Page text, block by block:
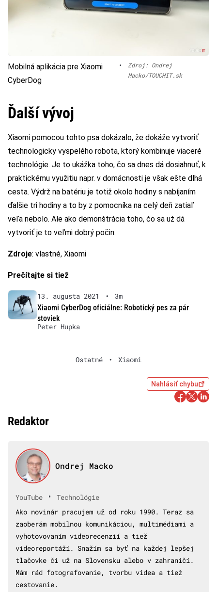
Mobilná aplikácia pre Xiaomi
CyberDog
•
Zdroj: Ondrej
Macko/TOUCHIT.sk
Ďalší vývoj
Xiaomi pomocou tohto psa dokázalo, že dokáže vytvoriť
technologicky vyspelého robota, ktorý kombinuje viaceré
technológie. Je to ukážka toho, čo sa dnes dá dosiahnuť, k
praktickému využitiu napr. v domácnosti je však ešte dlhá
cesta. Výdrž na batériu je totiž okolo hodiny s nabíjaním
ďalšie tri hodiny a to by z pomocníka na celý deň zatiaľ
veľa nebolo. Ale ako demonštrácia toho, čo sa už dá
vytvoriť je to veľmi dobrý počin.
Zdroje: vlastné, Xiaomi
Prečítajte si tiež
13. augusta 2021 •
3m
Xiaomi CyberDog oficiálne: Robotický pes za pár
stoviek
Peter Hupka
Ostatné • Xiaomi
Nahlásiť chybu
Redaktor
Ondrej Macko
YouTube •
Technológie
Ako novinár pracujem už od roku 1990. Teraz sa
zaoberám mobilnou komunikáciou, multimédiami a
vyhotovovaním videorecenzií a tiež
videoreportáží. Snažím sa byť na každej lepšej
tlačovke či už na Slovensku alebo v zahraničí.
Mám rád fotografovanie, tvorbu videa a tiež
cestovanie.